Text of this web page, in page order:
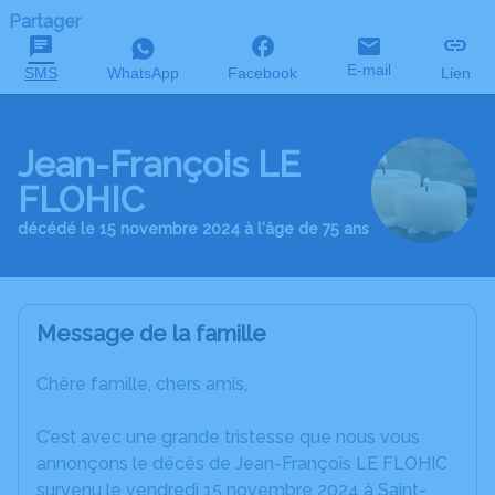
Partager
SMS WhatsApp Facebook E-mail Lien
Jean-François LE
FLOHIC
décédé le 15 novembre 2024 à l'âge de 75 ans
Message de la famille
Chère famille, chers amis,
C’est avec une grande tristesse que nous vous
annonçons le décès de Jean-François LE FLOHIC
survenu le vendredi 15 novembre 2024 à Saint-